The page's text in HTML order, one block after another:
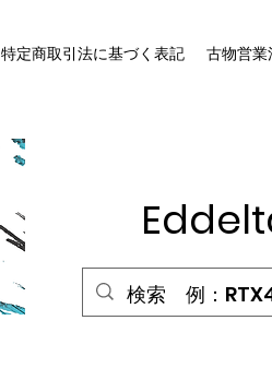
特定商取引法に基づく表記 古物営